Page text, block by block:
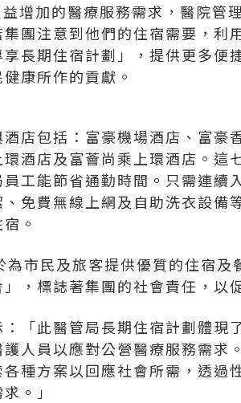
增加的醫療服務需求，醫院管
團注意到他們的住宿需要，利
長期住宿計劃」，提供更多便
康所作的貢獻。
店包括：富豪機場酒店、富豪
酒店及富薈尚乘上環酒店。這
工能節省通勤時間。只需連續
免費無線上網及自助洗衣設備
。
市民及旅客提供優質的住宿及
，標誌著集團的社會責任，以
「此醫管局長期住宿計劃體現
人員以應對公營醫療服務需求
種方案以回應社會所需，透過
。」